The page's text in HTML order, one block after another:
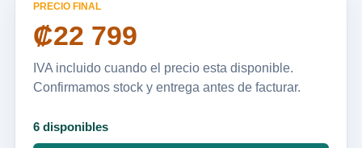
PRECIO FINAL
₡22 799
IVA incluido cuando el precio esta disponible.
Confirmamos stock y entrega antes de facturar.
6 disponibles